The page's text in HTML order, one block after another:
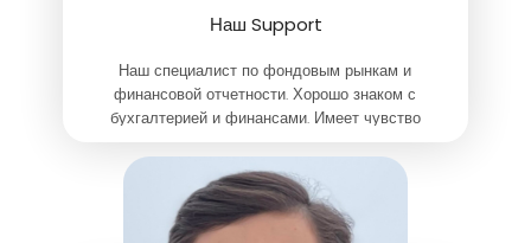
Наш Support
Наш специалист по фондовым рынкам и
финансовой отчетности. Хорошо знаком с
бухгалтерией и финансами. Имеет чувство
дизайне.